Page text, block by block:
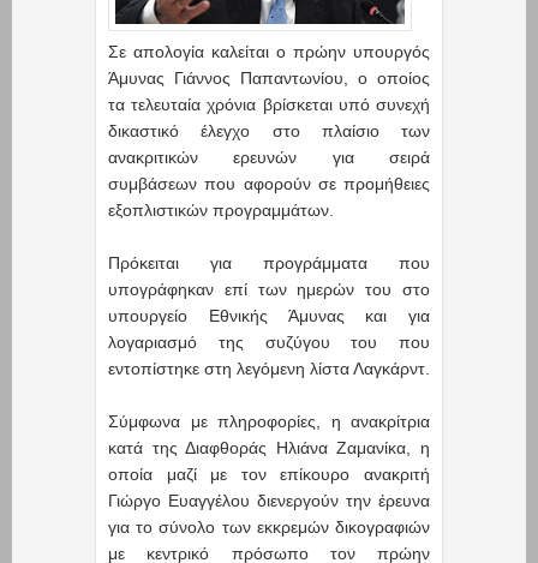
Σε απολογία καλείται ο πρώην υπουργός
Άμυνας Γιάννος Παπαντωνίου, ο οποίος
τα τελευταία χρόνια βρίσκεται υπό συνεχή
δικαστικό έλεγχο στο πλαίσιο των
ανακριτικών ερευνών για σειρά
συμβάσεων που αφορούν σε προμήθειες
εξοπλιστικών προγραμμάτων.
Πρόκειται για προγράμματα που
υπογράφηκαν επί των ημερών του στο
υπουργείο Εθνικής Άμυνας και για
λογαριασμό της συζύγου του που
εντοπίστηκε στη λεγόμενη λίστα Λαγκάρντ.
Σύμφωνα με πληροφορίες, η ανακρίτρια
κατά της Διαφθοράς Ηλιάνα Ζαμανίκα, η
οποία μαζί με τον επίκουρο ανακριτή
Γιώργο Ευαγγέλου διενεργούν την έρευνα
για το σύνολο των εκκρεμών δικογραφιών
με κεντρικό πρόσωπο τον πρώην